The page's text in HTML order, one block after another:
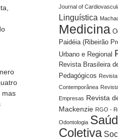
mas
Journal of
Linguística
Medicina
Paidéia (Ribeirão
Urbano e Regional
Revista Brasileira
Pedagógicos
Contemporânea
Empresas Revista
Mackenzie RGO -
Odontologia
Coletiva